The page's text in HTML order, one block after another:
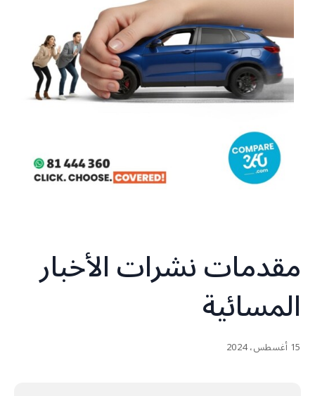
مقدمات نشرات الأخبار
المسائية
15 أغسطس، 2024